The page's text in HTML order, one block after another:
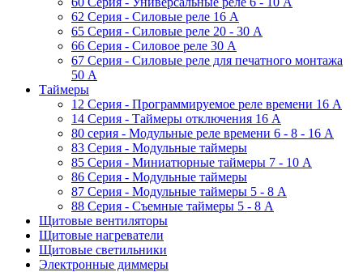
62 Серия - Силовые реле 16 A
65 Серия - Силовые реле 20 - 30 A
66 Серия - Силовое реле 30 A
67 Серия - Силовые реле для печатного монтажа
50 А
Таймеры
12 Серия - Программируемое реле времени 16 A
14 Серия - Таймеры отключения 16 A
80 серия - Модульные реле времени 6 - 8 - 16 A
83 Серия - Модульные таймеры
85 Серия - Миниатюрные таймеры 7 - 10 A
86 Серия - Модульные таймеры
87 Серия - Модульные таймеры 5 - 8 А
88 Серия - Съемные таймеры 5 - 8 A
Щитовые вентиляторы
Щитовые нагреватели
Щитовые светильники
Электронные диммеры